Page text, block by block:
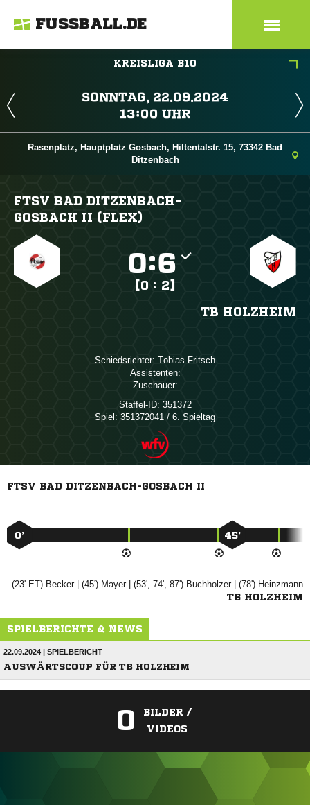
FUSSBALL.DE
KREISLIGA B10
 
 
Rasenplatz, Hauptplatz Gosbach, Hiltentalstr. 15, 73342 Bad
Ditzenbach
FTSV BAD DITZENBACH-
GOSBACH II (FLEX)
:
[0 : 2]
TB HOLZHEIM
Schiedsrichter:  
Assistenten:
Zuschauer:
Staffel-ID: 351372
Spiel: 351372041 / 6. Spieltag
FTSV BAD DITZENBACH-GOSBACH II
0’ 45’
(23' ET) | (45') | (53', 74', 87') | (78') 
TB HOLZHEIM
SPIELBERICHTE & NEWS
22.09.2024 | SPIELBERICHT
AUSWÄRTSCOUP FÜR TB HOLZHEIM
0
BILDER /
VIDEOS